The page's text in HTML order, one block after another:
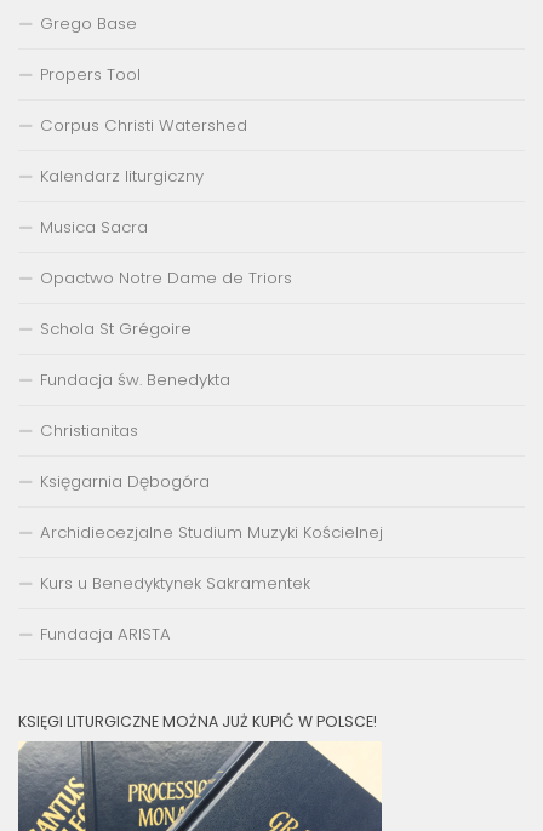
Grego Base
Propers Tool
Corpus Christi Watershed
Kalendarz liturgiczny
Musica Sacra
Opactwo Notre Dame de Triors
Schola St Grégoire
Fundacja św. Benedykta
Christianitas
Księgarnia Dębogóra
Archidiecezjalne Studium Muzyki Kościelnej
Kurs u Benedyktynek Sakramentek
Fundacja ARISTA
KSIĘGI LITURGICZNE MOŻNA JUŻ KUPIĆ W POLSCE!